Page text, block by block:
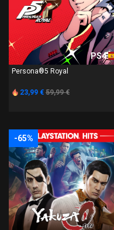
PS4
Persona®5 Royal
23,99 € 59,99 €
-65%